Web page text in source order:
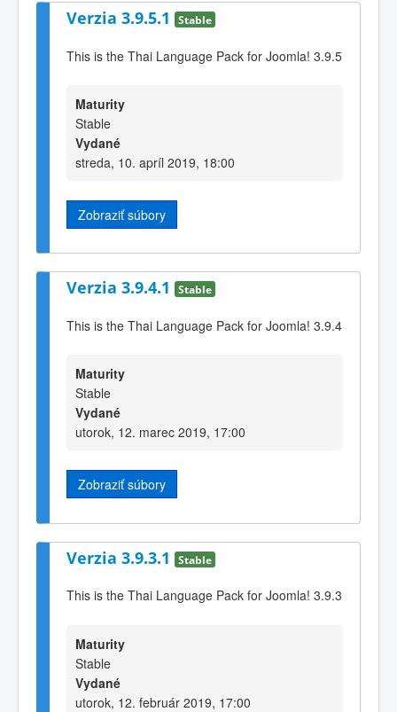
Verzia 3.9.5.1 Stable
This is the Thai Language Pack for Joomla! 3.9.5
Maturity
Stable
Vydané
streda, 10. apríl 2019, 18:00
Zobraziť súbory
Verzia 3.9.4.1 Stable
This is the Thai Language Pack for Joomla! 3.9.4
Maturity
Stable
Vydané
utorok, 12. marec 2019, 17:00
Zobraziť súbory
Verzia 3.9.3.1 Stable
This is the Thai Language Pack for Joomla! 3.9.3
Maturity
Stable
Vydané
utorok, 12. február 2019, 17:00